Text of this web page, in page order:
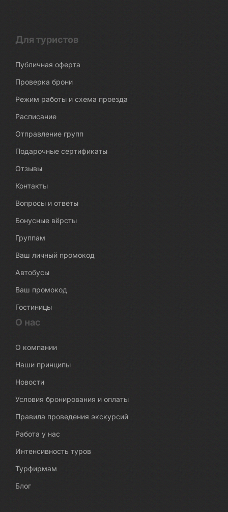
Для туристов
Публичная оферта
Проверка брони
Режим работы и схема проезда
Расписание
Отправление групп
Подарочные сертификаты
Отзывы
Контакты
Вопросы и ответы
Бонусные вёрсты
Группам
Ваш личный промокод
Автобусы
Ваш промокод
Гостиницы
О нас
О компании
Наши принципы
Новости
Условия бронирования и оплаты
Правила проведения экскурсий
Работа у нас
Интенсивность туров
Турфирмам
Блог